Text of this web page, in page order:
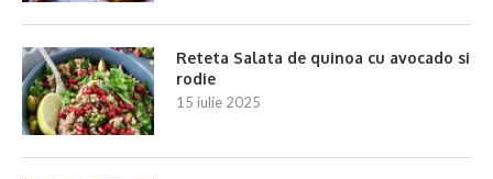
Reteta Salata de quinoa cu avocado si
rodie
15 iulie 2025